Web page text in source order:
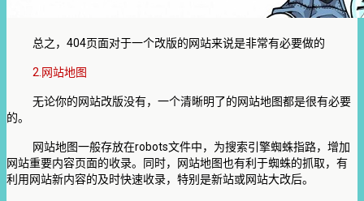
总之， 404页面对于一个改版的网站来说是非常有必要做的
2. 网站地图
无论你的网站改版没有，一个清晰明了的网站地图都是很有必要
的。
网站地图一般存放在robots文件中，为搜索引擎蜘蛛指路，增加
网站重要内容页面的收录。同时，网站地图也有利于蜘蛛的抓取，有
利用网站新内容的及时快速收录，特别是新站或网站大改后。